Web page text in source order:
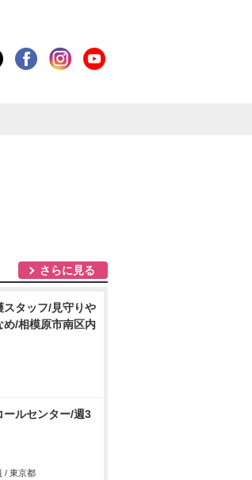
さらに見る
スタッフ/見守り
め/相模原市南区内
ールセンター/週3
/ 東京都